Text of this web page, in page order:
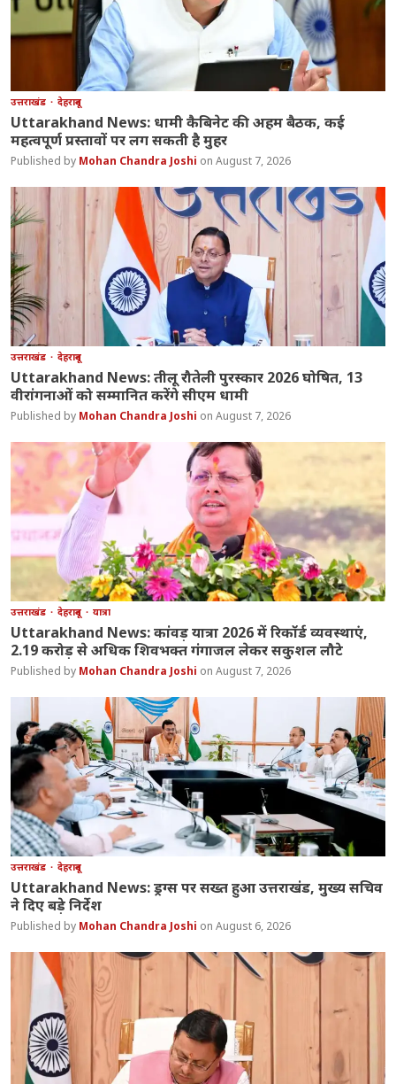
उत्तराखंड देहरादून
Uttarakhand News: धामी कैबिनेट की अहम बैठक, कई
महत्वपूर्ण प्रस्तावों पर लग सकती है मुहर
Mohan Chandra Joshi August 7, 2026
उत्तराखंड देहरादून
Uttarakhand News: तीलू रौतेली पुरस्कार 2026 घोषित, 13
वीरांगनाओं को सम्मानित करेंगे सीएम धामी
Mohan Chandra Joshi August 7, 2026
उत्तराखंड देहरादून यात्रा
Uttarakhand News: कांवड़ यात्रा 2026 में रिकॉर्ड व्यवस्थाएं,
2.19 करोड़ से अधिक शिवभक्त गंगाजल लेकर सकुशल लौटे
Mohan Chandra Joshi August 7, 2026
उत्तराखंड देहरादून
Uttarakhand News: ड्रग्स पर सख्त हुआ उत्तराखंड, मुख्य सचिव
ने दिए बड़े निर्देश
Mohan Chandra Joshi August 6, 2026